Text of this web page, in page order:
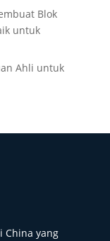
Blok
untuk
Ahli untuk
China yang